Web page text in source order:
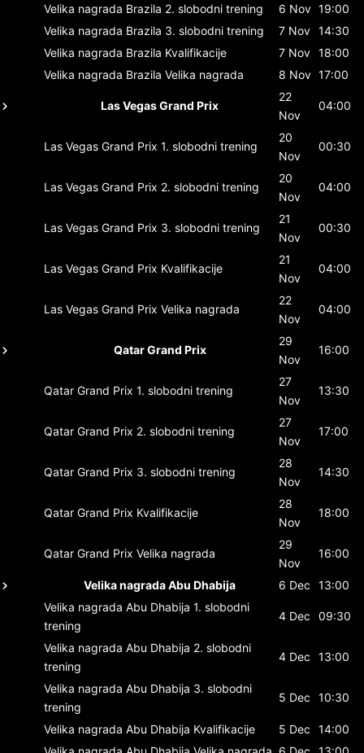
Velika nagrada Brazila 2. slobodni trening 6 Nov 19:00
Velika nagrada Brazila 3. slobodni trening 7 Nov 14:30
Velika nagrada Brazila Kvalifikacije 7 Nov 18:00
Velika nagrada Brazila Velika nagrada 8 Nov 17:00
Las Vegas Grand Prix
22
Nov
04:00
Las Vegas Grand Prix 1. slobodni trening
20
Nov
00:30
Las Vegas Grand Prix 2. slobodni trening
20
Nov
04:00
Las Vegas Grand Prix 3. slobodni trening
21
Nov
00:30
Las Vegas Grand Prix Kvalifikacije
21
Nov
04:00
Las Vegas Grand Prix Velika nagrada
22
Nov
04:00
Qatar Grand Prix
29
Nov
16:00
Qatar Grand Prix 1. slobodni trening
27
Nov
13:30
Qatar Grand Prix 2. slobodni trening
27
Nov
17:00
Qatar Grand Prix 3. slobodni trening
28
Nov
14:30
Qatar Grand Prix Kvalifikacije
28
Nov
18:00
Qatar Grand Prix Velika nagrada
29
Nov
16:00
Velika nagrada Abu Dhabija 6 Dec
13:00
Velika nagrada Abu Dhabija 1. slobodni
trening
4 Dec 09:30
Velika nagrada Abu Dhabija 2. slobodni
trening
4 Dec 13:00
Velika nagrada Abu Dhabija 3. slobodni
trening
5 Dec 10:30
Velika nagrada Abu Dhabija Kvalifikacije 5 Dec
14:00